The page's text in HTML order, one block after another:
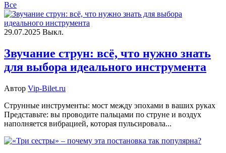
Все
29.07.2025 Выкл.
Звучание струн: всё, что нужно знать
для выбора идеального инструмента
Автор Vip-Bilet.ru
Струнные инструменты: мост между эпохами в ваших руках
Представьте: вы проводите пальцами по струне и воздух
наполняется вибрацией, которая пульсировала...